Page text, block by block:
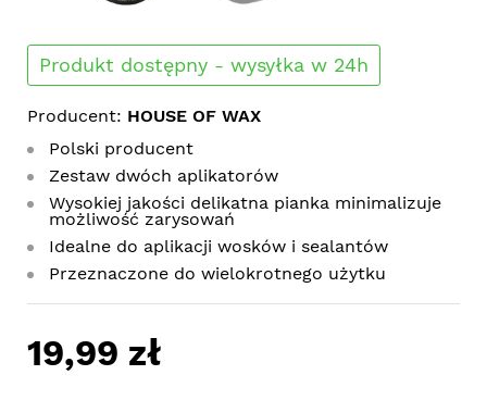
Produkt dostępny - wysyłka w 24h
Producent: HOUSE OF WAX
Polski producent
Zestaw dwóch aplikatorów
Wysokiej jakości delikatna pianka minimalizuje
możliwość zarysowań
Idealne do aplikacji wosków i sealantów
Przeznaczone do wielokrotnego użytku
19,99 zł